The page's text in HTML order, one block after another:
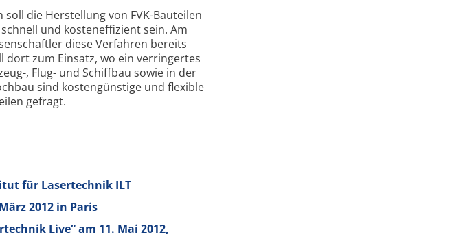
die Herstellung von FVK-Bauteilen
und kosteneffizient sein. Am
diese Verfahren bereits
zum Einsatz, wo ein verringertes
, Flug- und Schiffbau sowie in der
sind kostengünstige und flexible
gefragt.
für Lasertechnik ILT
2012 in Paris
Live“ am 11. Mai 2012,